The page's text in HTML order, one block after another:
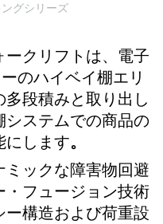
グシリーズ
ークリフトは、電子
のハイベイ棚エリ
段積みと取り出し
システムでの商品の
にします。
ミックな障害物回避
フュージョン技術
ー構造および荷重設